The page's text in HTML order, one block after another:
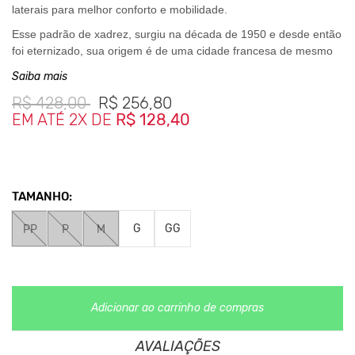
laterais para melhor conforto e mobilidade.
Esse padrão de xadrez, surgiu na década de 1950 e desde então
foi eternizado, sua origem é de uma cidade francesa de mesmo
A diferença deste xadrez para os demais é que ele é simplificado,
com uma divisão clara entre as cores e espaçamentos bem
definidos.
Medidas da Peça
M- Largura 57cm Comprimento 87cm
G- Largura 58cm Comprimento 90cm
Saiba mais
R$ 428,00 R$ 256,80
EM ATÉ 2X DE R$ 128,40
TAMANHO:
PP P M G GG
Adicionar ao carrinho de compras
AVALIAÇÕES